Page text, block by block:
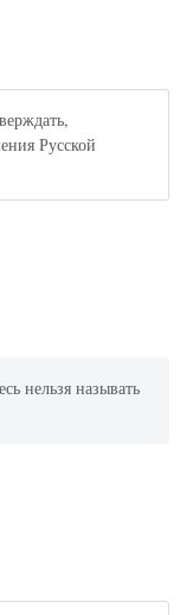
Русской
нельзя называть